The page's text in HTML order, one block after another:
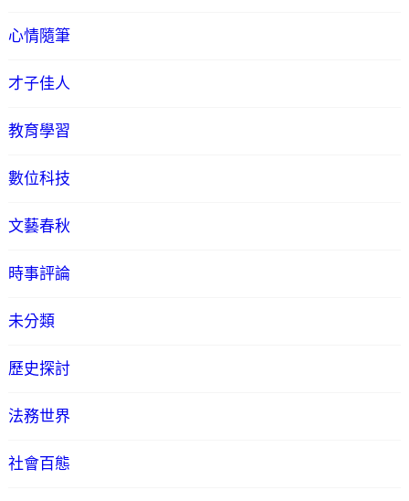
心情隨筆
才子佳人
教育學習
數位科技
文藝春秋
時事評論
未分類
歷史探討
法務世界
社會百態